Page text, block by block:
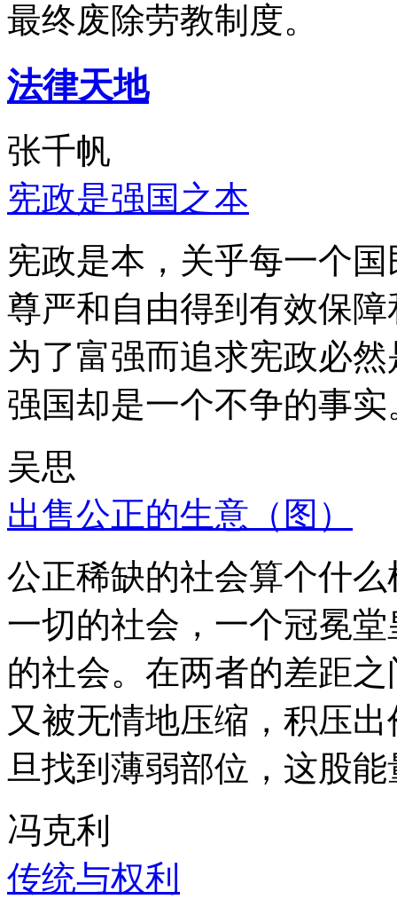
最终废除劳教制度。
法律天地
张千帆
宪政是强国之本
宪政是本，关乎每一个
尊严和自由得到有效保
为了富强而追求宪政必
强国却是一个不争的事实
吴思
出售公正的生意（图）
公正稀缺的社会算个什
一切的社会，一个冠冕
的社会。在两者的差距
又被无情地压缩，积压
旦找到薄弱部位，这股
冯克利
传统与权利